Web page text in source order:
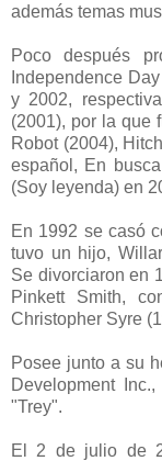
además temas
Poco después
Independence
y 2002,
(2001), por la que
Robot (2004),
español, En
(Soy leyenda) en
En 1992 se casó
tuvo un hijo,
Se divorciaron en
Pinkett Smith,
Christopher Syre
Posee junto a su
Development
"Trey".
El 2 de julio de